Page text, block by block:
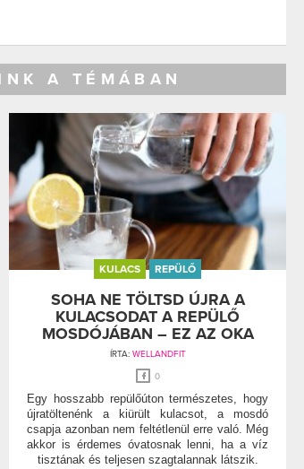
A TÉMÁBAN
KULACS REPÜLŐ
SOHA NE TÖLTSD ÚJRA A
KULACSODAT A REPÜLŐ
MOSDÓJÁBAN – EZ AZ OKA
ÍRTA: WELLANDFIT
0
Egy hosszabb repülőúton természetes, hogy
újratöltenénk a kiürült kulacsot, a mosdó
csapja azonban nem feltétlenül erre való. Még
akkor is érdemes óvatosnak lenni, ha a víz
tisztának és teljesen szagtalannak látszik.